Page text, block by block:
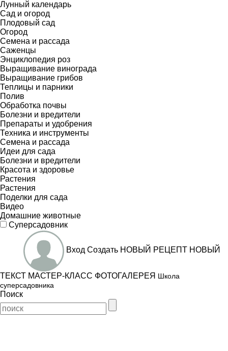
Лунный календарь
Сад и огород
Плодовый сад
Огород
Семена и рассада
Саженцы
Энциклопедия роз
Выращивание винограда
Выращивание грибов
Теплицы и парники
Полив
Обработка почвы
Болезни и вредители
Препараты и удобрения
Техника и инструменты
Семена и рассада
Идеи для сада
Болезни и вредители
Красота и здоровье
Растения
Растения
Поделки для сада
Видео
Домашние животные
Суперсадовник
Вход Создать НОВЫЙ РЕЦЕПТ НОВЫЙ
ТЕКСТ МАСТЕР-КЛАСС ФОТОГАЛЕРЕЯ Школа
суперсадовника
Поиск